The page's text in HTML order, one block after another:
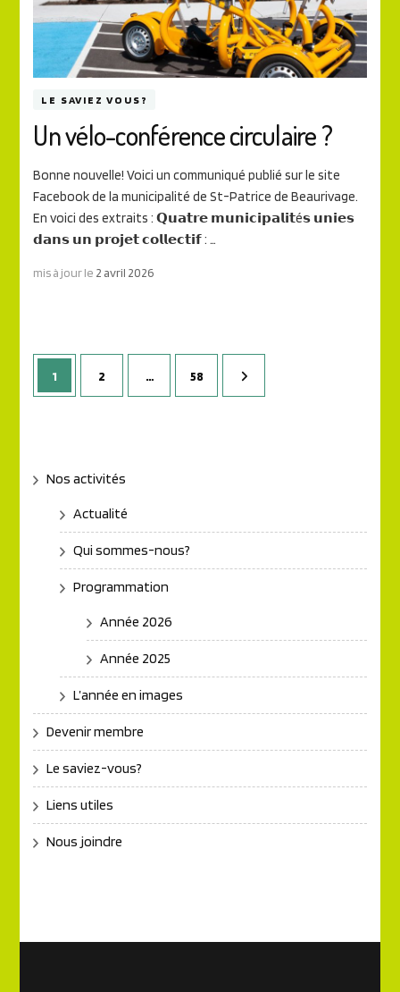
LE SAVIEZ VOUS?
Un vélo-conférence circulaire ?
Bonne nouvelle! Voici un communiqué publié sur le site
Facebook de la municipalité de St-Patrice de Beaurivage.
En voici des extraits : 𝗤𝘂𝗮𝘁𝗿𝗲 𝗺𝘂𝗻𝗶𝗰𝗶𝗽𝗮𝗹𝗶𝘁é𝘀 𝘂𝗻𝗶𝗲𝘀
𝗱𝗮𝗻𝘀 𝘂𝗻 𝗽𝗿𝗼𝗷𝗲𝘁 𝗰𝗼𝗹𝗹𝗲𝗰𝘁𝗶𝗳 : …
mis à jour le 2 avril 2026
Pagination
desPage
1 Page
2 … Page
58
Nos activités
Actualité
Qui sommes-nous?
Programmation
Année 2026
Année 2025
L’année en images
Devenir membre
Le saviez-vous?
Liens utiles
Nous joindre